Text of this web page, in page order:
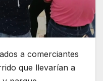
a comerciantes
que llevarían a